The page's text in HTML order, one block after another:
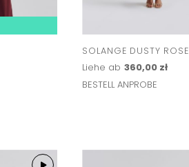
SOLANGE DUSTY ROSE
Liehe ab 360,00 zł
BESTELL ANPROBE